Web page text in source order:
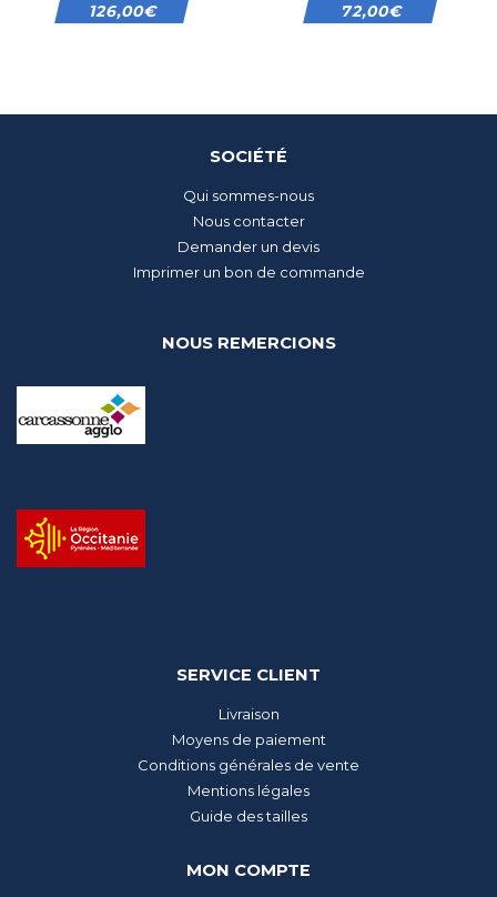
126,00€
72,00€
SOCIÉTÉ
Qui sommes-nous
Nous contacter
Demander un devis
Imprimer un bon de commande
NOUS REMERCIONS
SERVICE CLIENT
Livraison
Moyens de paiement
Conditions générales de vente
Mentions légales
Guide des tailles
MON COMPTE